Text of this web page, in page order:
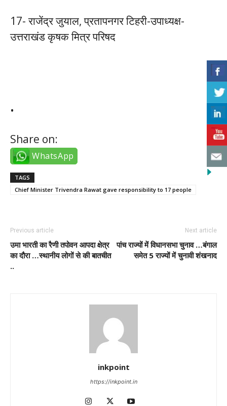
17- राजेंद्र जुयाल, प्रतापनगर टिहरी-उपाध्यक्ष-
उत्तराखंड कृषक मित्र परिषद
•
Share on:
WhatsApp
TAGS
Chief Minister Trivendra Rawat gave responsibility to 17 people
Previous article
उमा भारती का रैणी तपोवन आपदा क्षेत्र
का दौरा …स्थानीय लोगों से की बातचीत
..
Next article
पांच राज्यों में विधानसभा चुनाव …बंगाल
समेत 5 राज्यों में चुनावी शंखनाद
inkpoint
https://inkpoint.in